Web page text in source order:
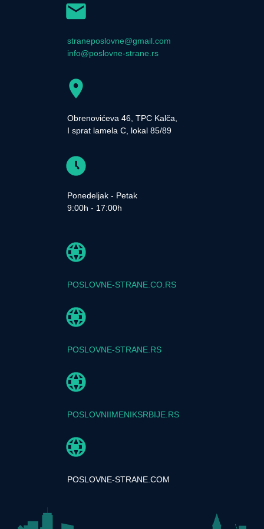
straneposlovne@gmail.com
info@poslovne-strane.rs
Obrenovićeva 46, TPC Kalča,
I sprat lamela C, lokal 85/89
Ponedeljak - Petak
9:00h - 17:00h
POSLOVNE-STRANE.CO.RS
POSLOVNE-STRANE.RS
POSLOVNIIMENIKSRBIJE.RS
POSLOVNE-STRANE.COM